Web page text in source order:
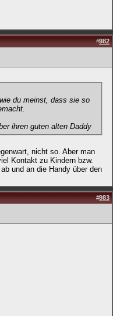
#982
du meinst, dass sie so
ihren guten alten Daddy
nicht so. Aber man
Kontakt zu Kindern bzw.
und an die Handy über den
#983